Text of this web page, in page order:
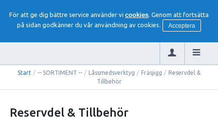
För att ge dig bättre service använder vi cookies. Genom att fortsätta
på sidan godkänner du vår användning av cookies.
Acceptera
Start / -- SORTIMENT -- / Låssmedsverktyg / Fräsjigg / Reservdel &
Tillbehör
Reservdel & Tillbehör